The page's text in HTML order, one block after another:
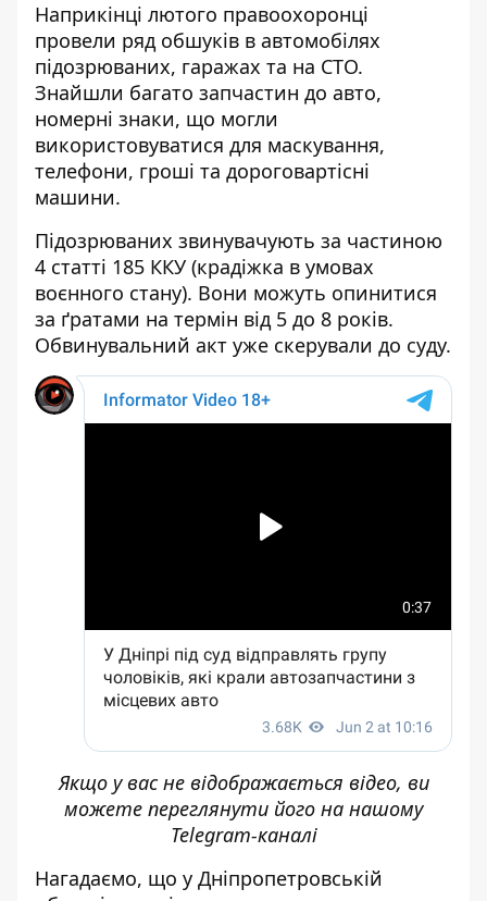
Наприкінці лютого правоохоронці
провели ряд обшуків в автомобілях
підозрюваних, гаражах та на СТО.
Знайшли багато запчастин до авто,
номерні знаки, що могли
використовуватися для маскування,
телефони, гроші та дороговартісні
машини.
Підозрюваних звинувачують за частиною
4 статті 185 ККУ (крадіжка в умовах
воєнного стану). Вони можуть опинитися
за ґратами на термін від 5 до 8 років.
Обвинувальний акт уже скерували до суду.
Якщо у вас не відображається відео, ви
можете переглянути його на нашому
Telegram-каналі
Нагадаємо, що у Дніпропетровській